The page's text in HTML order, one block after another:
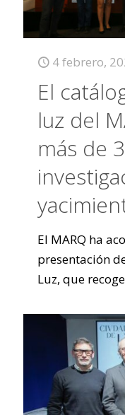
4 febrero,
El
luz del
más de
El MARQ ha
presentación
Luz, que recoge